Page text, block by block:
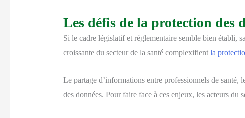
Les défis de la protection des
Si le cadre législatif et réglementaire semble bien établi,
croissante du secteur de la santé complexifient la
Le partage d’informations entre professionnels de
des données. Pour faire face à ces enjeux, les acteurs